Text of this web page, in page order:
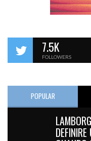
7.5K
FOLLOWERS
POPULAR